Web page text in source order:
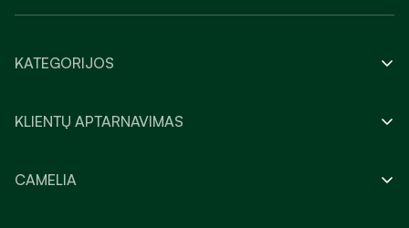
KATEGORIJOS
KLIENTŲ APTARNAVIMAS
CAMELIA